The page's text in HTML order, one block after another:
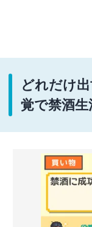
どれだけ
覚で禁酒生